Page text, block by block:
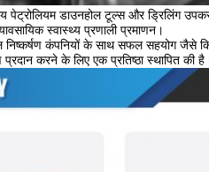
पेट्रोलियम डाउनहोल टूल्स और ड्रिलिंग
स्वास्थ्य प्रणाली प्रमाणन।
कंपनियों के साथ सफल सहयोग जैसे
करने के लिए एक प्रतिष्ठा स्थापित की